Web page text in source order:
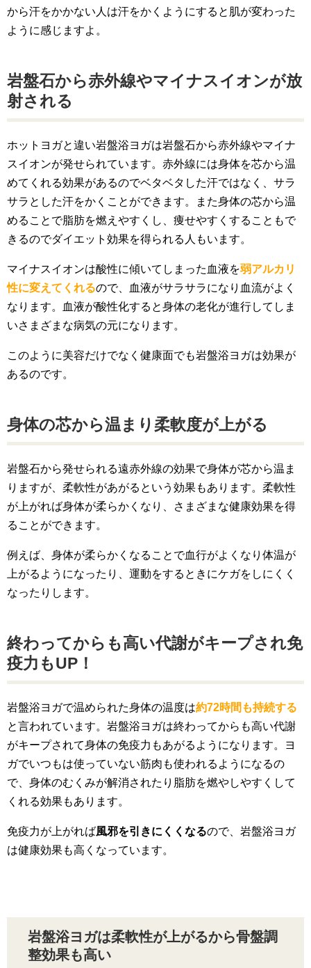
から汗をかかない人は汗をかくようにすると肌が変わった
ように感じますよ。
岩盤石から赤外線やマイナスイオンが放
射される
ホットヨガと違い岩盤浴ヨガは岩盤石から赤外線やマイナ
スイオンが発せられています。赤外線には身体を芯から温
めてくれる効果があるのでベタベタした汗ではなく、サラ
サラとした汗をかくことができます。また身体の芯から温
めることで脂肪を燃えやすくし、痩せやすくすることもで
きるのでダイエット効果を得られる人もいます。
マイナスイオンは酸性に傾いてしまった血液を弱アルカリ
性に変えてくれるので、血液がサラサラになり血流がよく
なります。血液が酸性化すると身体の老化が進行してしま
いさまざまな病気の元になります。
このように美容だけでなく健康面でも岩盤浴ヨガは効果が
あるのです。
身体の芯から温まり柔軟度が上がる
岩盤石から発せられる遠赤外線の効果で身体が芯から温ま
りますが、柔軟性があがるという効果もあります。柔軟性
が上がれば身体が柔らかくなり、さまざまな健康効果を得
ることができます。
例えば、身体が柔らかくなることで血行がよくなり体温が
上がるようになったり、運動をするときにケガをしにくく
なったりします。
終わってからも高い代謝がキープされ免
疫力もUP！
岩盤浴ヨガで温められた身体の温度は約72時間も持続する
と言われています。岩盤浴ヨガは終わってからも高い代謝
がキープされて身体の免疫力もあがるようになります。ヨ
ガでいつもは使っていない筋肉も使われるようになるの
で、身体のむくみが解消されたり脂肪を燃やしやすくして
くれる効果もあります。
免疫力が上がれば風邪を引きにくくなるので、岩盤浴ヨガ
は健康効果も高くなっています。
岩盤浴ヨガは柔軟性が上がるから骨盤調
整効果も高い